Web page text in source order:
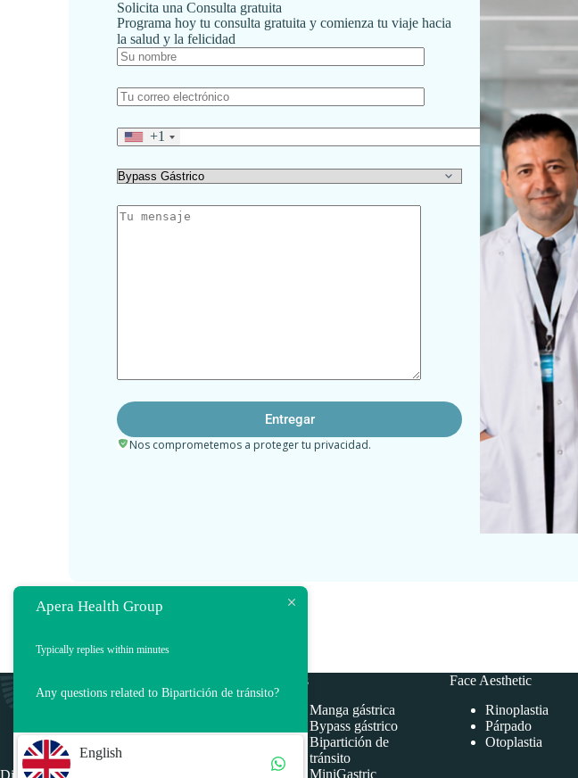
Solicita una Consulta gratuita
Programa hoy tu consulta gratuita y comienza tu viaje hacia
la salud y la felicidad
+1
Nos comprometemos a proteger tu privacidad.
Tratos
Manga gástrica
Bypass gástrico
Bipartición de
tránsito
MiniGastric
Face Aesthetic
Rinoplastia
Párpado
Otoplastia
Apera Health Group
Typically replies within minutes
Any questions related to Bipartición de tránsito?
English